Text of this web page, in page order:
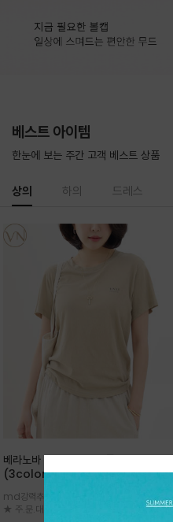
베스트 아이템
한눈에 보는 주간 고객 베스트 상품
베라노바 심플 VN13 코튼탑
(3color)*썸머 바이오 강연/ 스판 너
더더기 없이 깔끔한 무드가 매력적인
VN13 코튼 티셔츠
md강력추천 2026 신상품 ★한정 대박 세일
★ 주.문.대.폭.주 - 전컬러 인기~순차발송중
상의 하의 드레스